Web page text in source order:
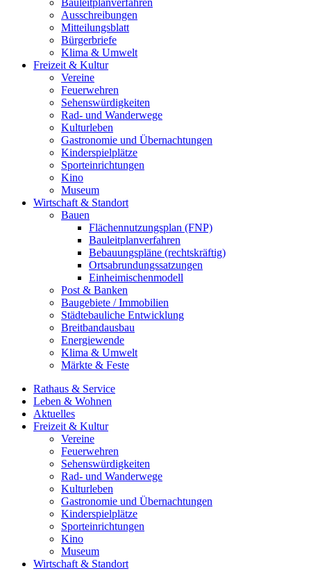
Bauleitplanverfahren
Ausschreibungen
Mitteilungsblatt
Bürgerbriefe
Klima & Umwelt
Freizeit & Kultur
Vereine
Feuerwehren
Sehenswürdigkeiten
Rad- und Wanderwege
Kulturleben
Gastronomie und Übernachtungen
Kinderspielplätze
Sporteinrichtungen
Kino
Museum
Wirtschaft & Standort
Bauen
Flächennutzungsplan (FNP)
Bauleitplanverfahren
Bebauungspläne (rechtskräftig)
Ortsabrundungssatzungen
Einheimischenmodell
Post & Banken
Baugebiete / Immobilien
Städtebauliche Entwicklung
Breitbandausbau
Energiewende
Klima & Umwelt
Märkte & Feste
Rathaus & Service
Leben & Wohnen
Aktuelles
Freizeit & Kultur
Vereine
Feuerwehren
Sehenswürdigkeiten
Rad- und Wanderwege
Kulturleben
Gastronomie und Übernachtungen
Kinderspielplätze
Sporteinrichtungen
Kino
Museum
Wirtschaft & Standort